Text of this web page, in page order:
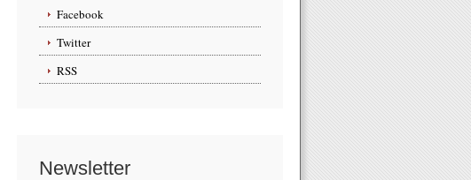
Facebook
Twitter
RSS
Newsletter